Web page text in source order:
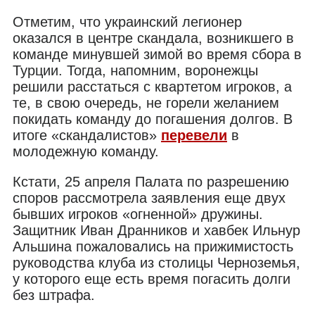
Отметим, что украинский легионер
оказался в центре скандала, возникшего в
команде минувшей зимой во время сбора в
Турции. Тогда, напомним, воронежцы
решили расстаться с квартетом игроков, а
те, в свою очередь, не горели желанием
покидать команду до погашения долгов. В
итоге «скандалистов» перевели в
молодежную команду.
Кстати, 25 апреля Палата по разрешению
споров рассмотрела заявления еще двух
бывших игроков «огненной» дружины.
Защитник Иван Дранников и хавбек Ильнур
Альшина пожаловались на прижимистость
руководства клуба из столицы Черноземья,
у которого еще есть время погасить долги
без штрафа.